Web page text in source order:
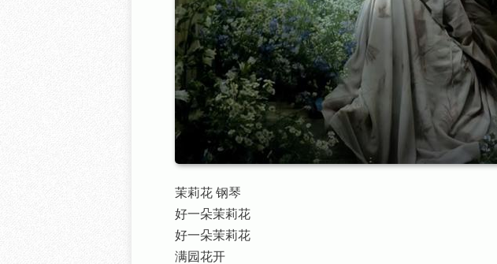
茉莉花 钢琴
好一朵茉莉花
好一朵茉莉花
满园花开